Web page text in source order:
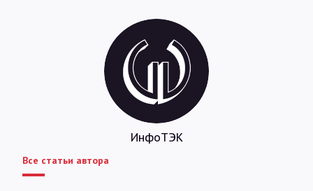
ИнфоТЭК
Все статьи автора